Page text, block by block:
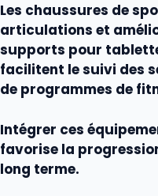
Les chaussures de
articulations et
supports pour
facilitent le suivi des
de programmes de
Intégrer ces
favorise la
long terme.